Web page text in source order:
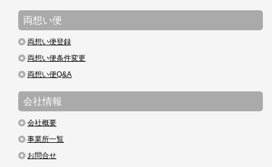
両想い便
両想い便登録
両想い便条件変更
両想い便Q&A
会社情報
会社概要
事業所一覧
お問合せ